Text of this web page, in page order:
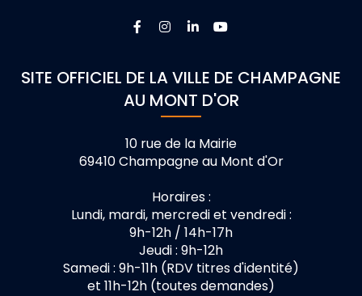
Lien vers le compte Facebook
Lien vers le compte
Lien vers le compte
SITE OFFICIEL DE LA VILLE DE CHAMPAGNE
AU MONT D'OR
10 rue de la Mairie
69410 Champagne au Mont d'Or
Horaires :
Lundi, mardi, mercredi et vendredi :
9h-12h / 14h-17h
Jeudi : 9h-12h
Samedi : 9h-11h (RDV titres d'identité)
et 11h-12h (toutes demandes)